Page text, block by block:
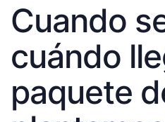
Cuando
cuándo
paquete